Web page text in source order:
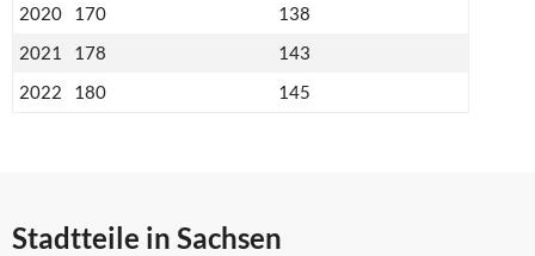
2020
170
138
2021
178
143
2022
180 145
Stadtteile in Sachsen